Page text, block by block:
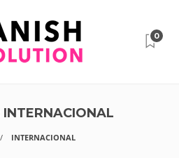
0
INTERNACIONAL
INTERNACIONAL